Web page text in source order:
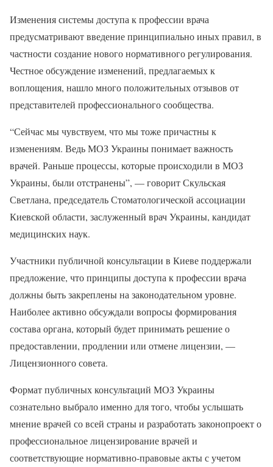
Изменения системы доступа к профессии врача
предусматривают введение принципиально иных правил, в
частности создание нового нормативного регулирования.
Честное обсуждение изменений, предлагаемых к
воплощения, нашло много положительных отзывов от
представителей профессионального сообщества.
“Сейчас мы чувствуем, что мы тоже причастны к
изменениям. Ведь МОЗ Украины понимает важность
врачей. Раньше процессы, которые происходили в МОЗ
Украины, были отстранены”, — говорит Скульская
Светлана, председатель Стоматологической ассоциации
Киевской области, заслуженный врач Украины, кандидат
медицинских наук.
Участники публичной консультации в Киеве поддержали
предложение, что принципы доступа к профессии врача
должны быть закреплены на законодательном уровне.
Наиболее активно обсуждали вопросы формирования
состава органа, который будет принимать решение о
предоставлении, продлении или отмене лицензии, —
Лицензионного совета.
Формат публичных консультаций МОЗ Украины
сознательно выбрало именно для того, чтобы услышать
мнение врачей со всей страны и разработать законопроект о
профессиональное лицензирование врачей и
соответствующие нормативно-правовые акты с учетом